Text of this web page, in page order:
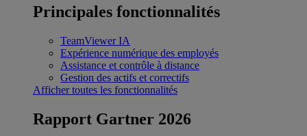
Principales fonctionnalités
TeamViewer IA
Expérience numérique des employés
Assistance et contrôle à distance
Gestion des actifs et correctifs
Afficher toutes les fonctionnalités
Rapport Gartner 2026